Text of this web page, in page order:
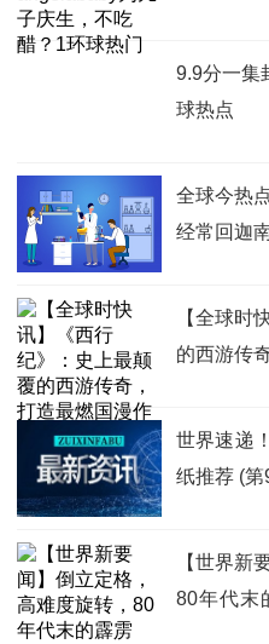
9.9分一集
球热点
全球今热
经常回迦
【全球时
的西游传
世界速递
纸推荐 (第
【世界新
80年代末